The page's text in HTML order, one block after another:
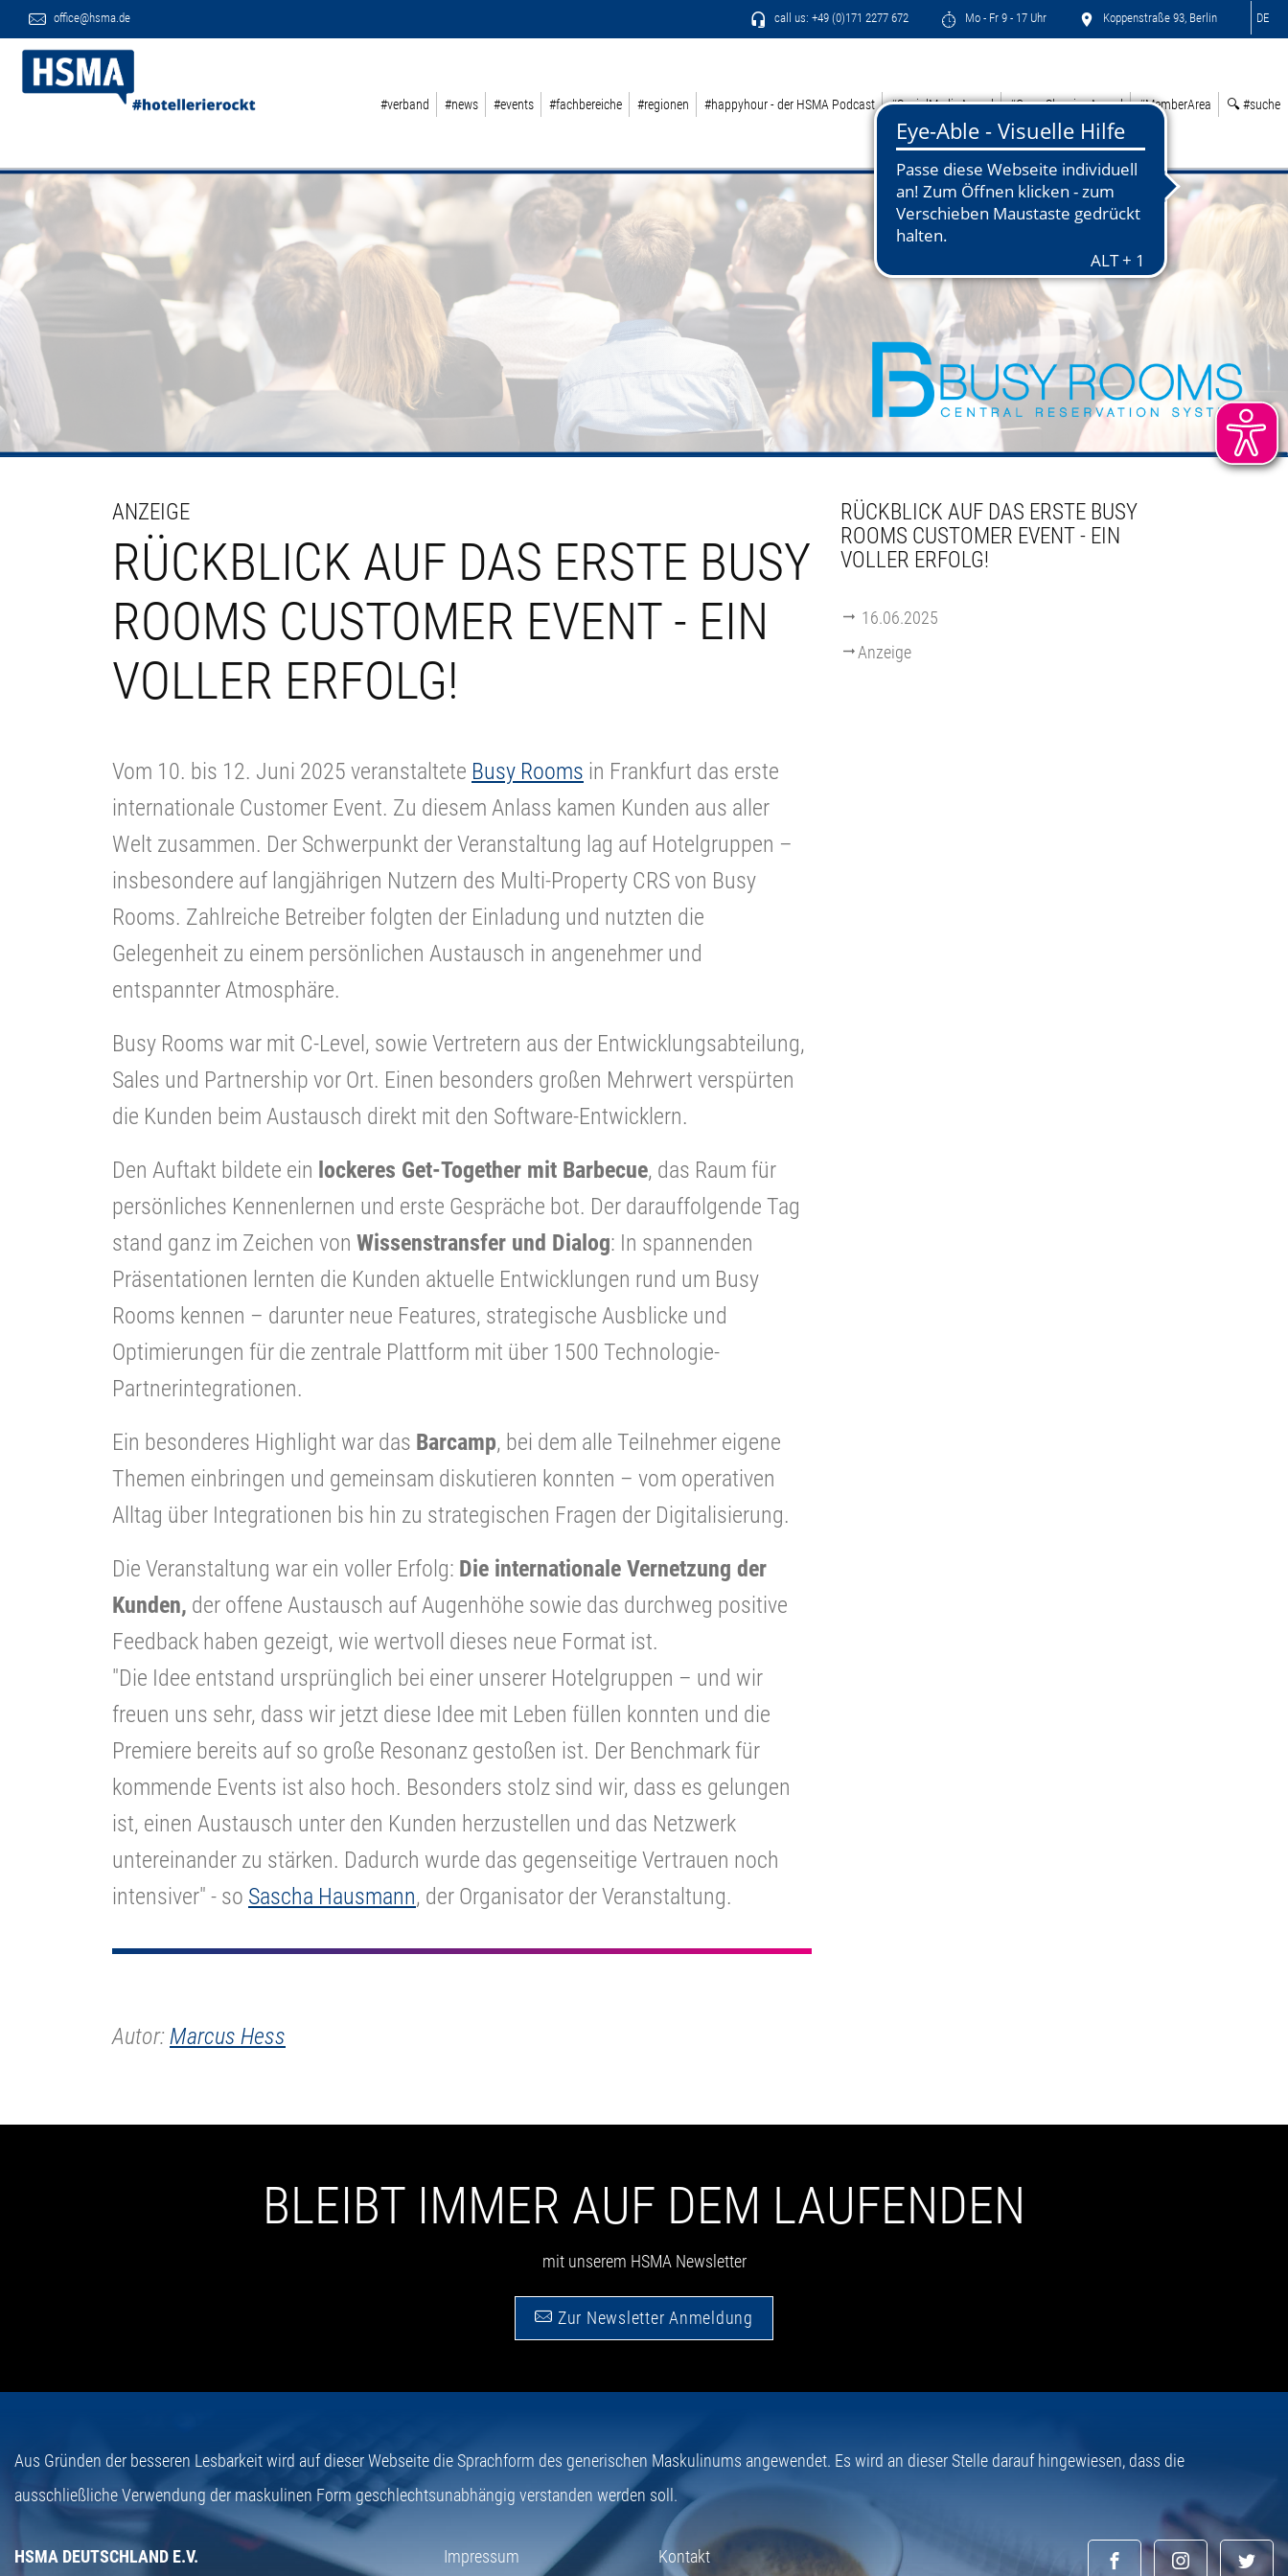
office@hsma.de call us: +49 (0)171 2277 672 Mo - Fr 9 - 17 Uhr Koppenstraße 93, Berlin DE
#verband #news #events #fachbereiche #regionen #happyhour - der HSMA Podcast #SocialMediaAward #GreenSleepingAward #MemberArea 🔍 #suche
ANZEIGE
RÜCKBLICK AUF DAS ERSTE BUSY
ROOMS CUSTOMER EVENT - EIN
VOLLER ERFOLG!
Vom 10. bis 12. Juni 2025 veranstaltete Busy Rooms in Frankfurt das erste
internationale Customer Event. Zu diesem Anlass kamen Kunden aus aller
Welt zusammen. Der Schwerpunkt der Veranstaltung lag auf Hotelgruppen –
insbesondere auf langjährigen Nutzern des Multi-Property CRS von Busy
Rooms. Zahlreiche Betreiber folgten der Einladung und nutzten die
Gelegenheit zu einem persönlichen Austausch in angenehmer und
entspannter Atmosphäre.
Busy Rooms war mit C-Level, sowie Vertretern aus der Entwicklungsabteilung,
Sales und Partnership vor Ort. Einen besonders großen Mehrwert verspürten
die Kunden beim Austausch direkt mit den Software-Entwicklern.
Den Auftakt bildete ein lockeres Get-Together mit Barbecue, das Raum für
persönliches Kennenlernen und erste Gespräche bot. Der darauffolgende Tag
stand ganz im Zeichen von Wissenstransfer und Dialog: In spannenden
Präsentationen lernten die Kunden aktuelle Entwicklungen rund um Busy
Rooms kennen – darunter neue Features, strategische Ausblicke und
Optimierungen für die zentrale Plattform mit über 1500 Technologie-
Partnerintegrationen.
Ein besonderes Highlight war das Barcamp, bei dem alle Teilnehmer eigene
Themen einbringen und gemeinsam diskutieren konnten – vom operativen
Alltag über Integrationen bis hin zu strategischen Fragen der Digitalisierung.
Die Veranstaltung war ein voller Erfolg: Die internationale Vernetzung der
Kunden, der offene Austausch auf Augenhöhe sowie das durchweg positive
Feedback haben gezeigt, wie wertvoll dieses neue Format ist.
"Die Idee entstand ursprünglich bei einer unserer Hotelgruppen – und wir
freuen uns sehr, dass wir jetzt diese Idee mit Leben füllen konnten und die
Premiere bereits auf so große Resonanz gestoßen ist. Der Benchmark für
kommende Events ist also hoch. Besonders stolz sind wir, dass es gelungen
ist, einen Austausch unter den Kunden herzustellen und das Netzwerk
untereinander zu stärken. Dadurch wurde das gegenseitige Vertrauen noch
intensiver" - so Sascha Hausmann, der Organisator der Veranstaltung.
Autor: Marcus Hess
RÜCKBLICK AUF DAS ERSTE BUSY
ROOMS CUSTOMER EVENT - EIN
VOLLER ERFOLG!
16.06.2025
Anzeige
BLEIBT IMMER AUF DEM LAUFENDEN
mit unserem HSMA Newsletter
Zur Newsletter Anmeldung
Aus Gründen der besseren Lesbarkeit wird auf dieser Webseite die Sprachform des generischen Maskulinums angewendet. Es wird an dieser Stelle darauf hingewiesen, dass die
ausschließliche Verwendung der maskulinen Form geschlechtsunabhängig verstanden werden soll.
HSMA DEUTSCHLAND E.V. Impressum Kontakt